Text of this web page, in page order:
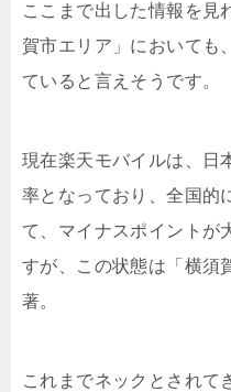
ここまで出した情報を見
賀市エリア」においても
ていると言えそうです。
現在楽天モバイルは、日
率となっており、全国的
て、マイナスポイントが
すが、この状態は「横須
著。
これまでネックとされて